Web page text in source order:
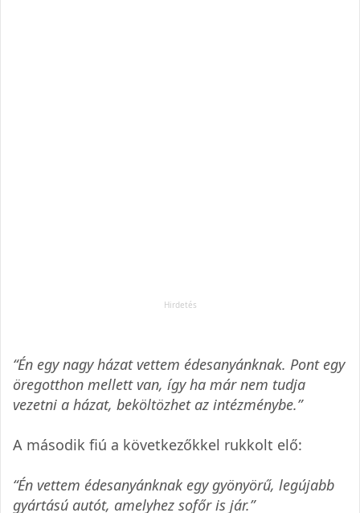
“Én egy nagy házat vettem édesanyánknak. Pont egy
öregotthon mellett van, így ha már nem tudja
vezetni a házat, beköltözhet az intézménybe.”
A második fiú a következőkkel rukkolt elő:
“Én vettem édesanyánknak egy gyönyörű, legújabb
gyártású autót, amelyhez sofőr is jár.”